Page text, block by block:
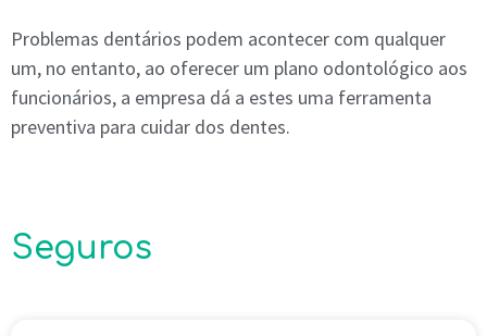
Problemas dentários podem acontecer com qualquer
um, no entanto, ao oferecer um plano odontológico aos
funcionários, a empresa dá a estes uma ferramenta
preventiva para cuidar dos dentes.
Seguros